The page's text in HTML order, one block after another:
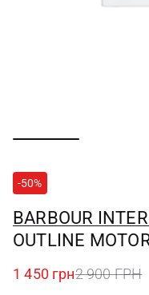
-50%
BARBOUR
OUTLINE
1 450 грн2 900 ГРН